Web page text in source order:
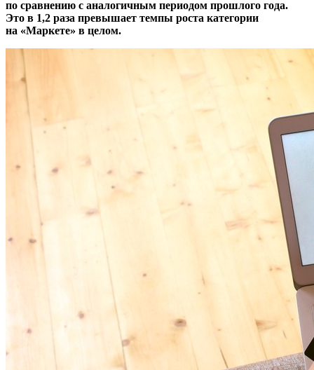
по сравнению с аналогичным периодом прошлого года.
Это в 1,2 раза превышает темпы роста категории
на «Маркете» в целом.